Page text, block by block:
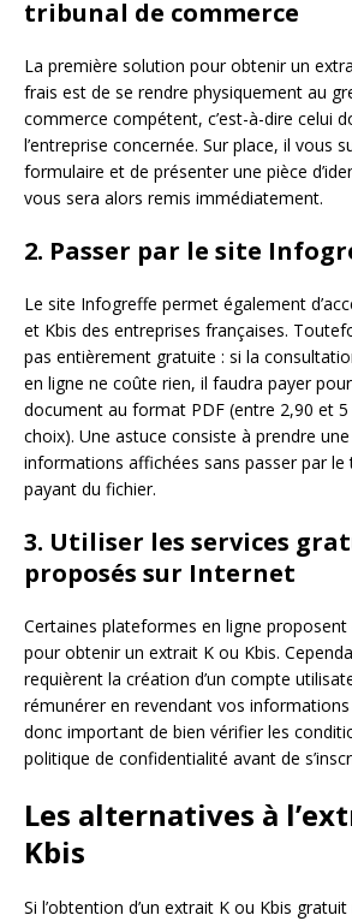
tribunal de commerce
La première solution pour obtenir un
frais est de se rendre physiquement au
commerce compétent, c’est-à-dire celui
l’entreprise concernée. Sur place, il vous
formulaire et de présenter une pièce
vous sera alors remis immédiatement.
2. Passer par le site
Le site Infogreffe permet également
et Kbis des entreprises françaises.
pas entièrement gratuite : si la
en ligne ne coûte rien, il faudra payer
document au format PDF (entre 2,90 et
choix). Une astuce consiste à prendre une
informations affichées sans passer par le
payant du fichier.
3. Utiliser les services
proposés sur Internet
Certaines plateformes en ligne
pour obtenir un extrait K ou Kbis.
requièrent la création d’un compte
rémunérer en revendant vos
donc important de bien vérifier les
politique de confidentialité avant de
Les alternatives à
Kbis
Si l’obtention d’un extrait K ou Kbis